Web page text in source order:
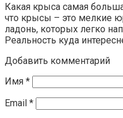
Какая крыса самая
что крысы – это мелкие
ладонь, которых легко
Реальность куда
Добавить комментарий
Имя *
Email *